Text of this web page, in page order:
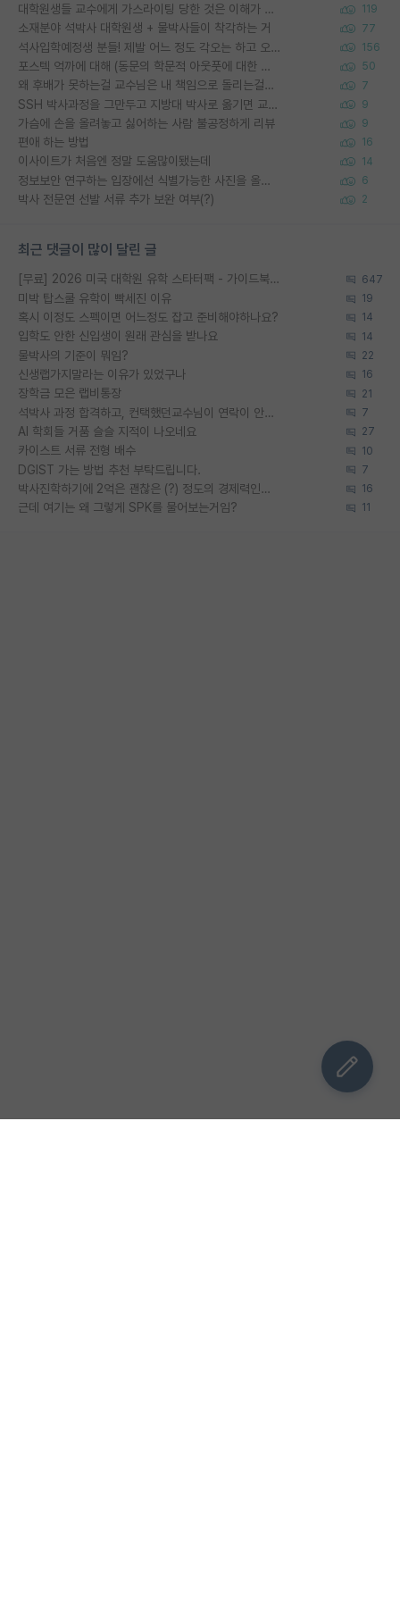
대학원생들 교수에게 가스라이팅 당한 것은 이해가 갑니다. 안타깝네요. 119
소재분야 석박사 대학원생 + 물박사들이 착각하는 거 77
석사입학예정생 분들! 제발 어느 정도 각오는 하고 오세요. 156
포스텍 억까에 대해 (동문의 학문적 아웃풋에 대한 반박) 50
왜 후배가 못하는걸 교수님은 내 책임으로 돌리는걸까요? 7
SSH 박사과정을 그만두고 지방대 박사로 옮기면 교수의 꿈은 끝일까요? 9
가슴에 손을 올려놓고 싫어하는 사람 불공정하게 리뷰 9
편애 하는 방법 16
이사이트가 처음엔 정말 도움많이됐는데 14
정보보안 연구하는 입장에선 식별가능한 사진을 올리는건 비추이긴함 6
박사 전문연 선발 서류 추가 보완 여부(?) 2
최근 댓글이 많이 달린 글
[무료] 2026 미국 대학원 유학 스타터팩 - 가이드북 & 합격자 컨택메일 템플릿 647
미박 탑스쿨 유학이 빡세진 이유 19
혹시 이정도 스펙이면 어느정도 잡고 준비해야하나요? 14
입학도 안한 신입생이 원래 관심을 받나요 14
물박사의 기준이 뭐임? 22
신생랩가지말라는 이유가 있었구나 16
장학금 모은 랩비통장 21
석박사 과정 합격하고, 컨택했던교수님이 연락이 안됩니다... 7
AI 학회들 거품 슬슬 지적이 나오네요 27
카이스트 서류 전형 배수 10
DGIST 가는 방법 추천 부탁드립니다. 7
박사진학하기에 2억은 괜찮은 (?) 정도의 경제력인가요 16
근데 여기는 왜 그렇게 SPK를 물어보는거임? 11